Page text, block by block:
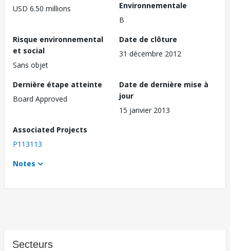
USD 6.50 millions
Environnementale
B
Risque environnemental
et social
Sans objet
Date de clôture
31 décembre 2012
Dernière étape atteinte
Board Approved
Date de dernière mise à
jour
15 janvier 2013
Associated Projects
P113113
Notes
Secteurs